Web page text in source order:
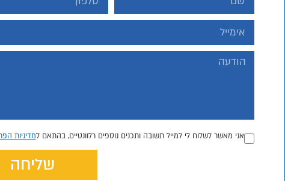
אני מאשר לשלוח לי למייל תשובה ותכנים נוספים רלוונטיים, בהתאם למדיניות
שליחה